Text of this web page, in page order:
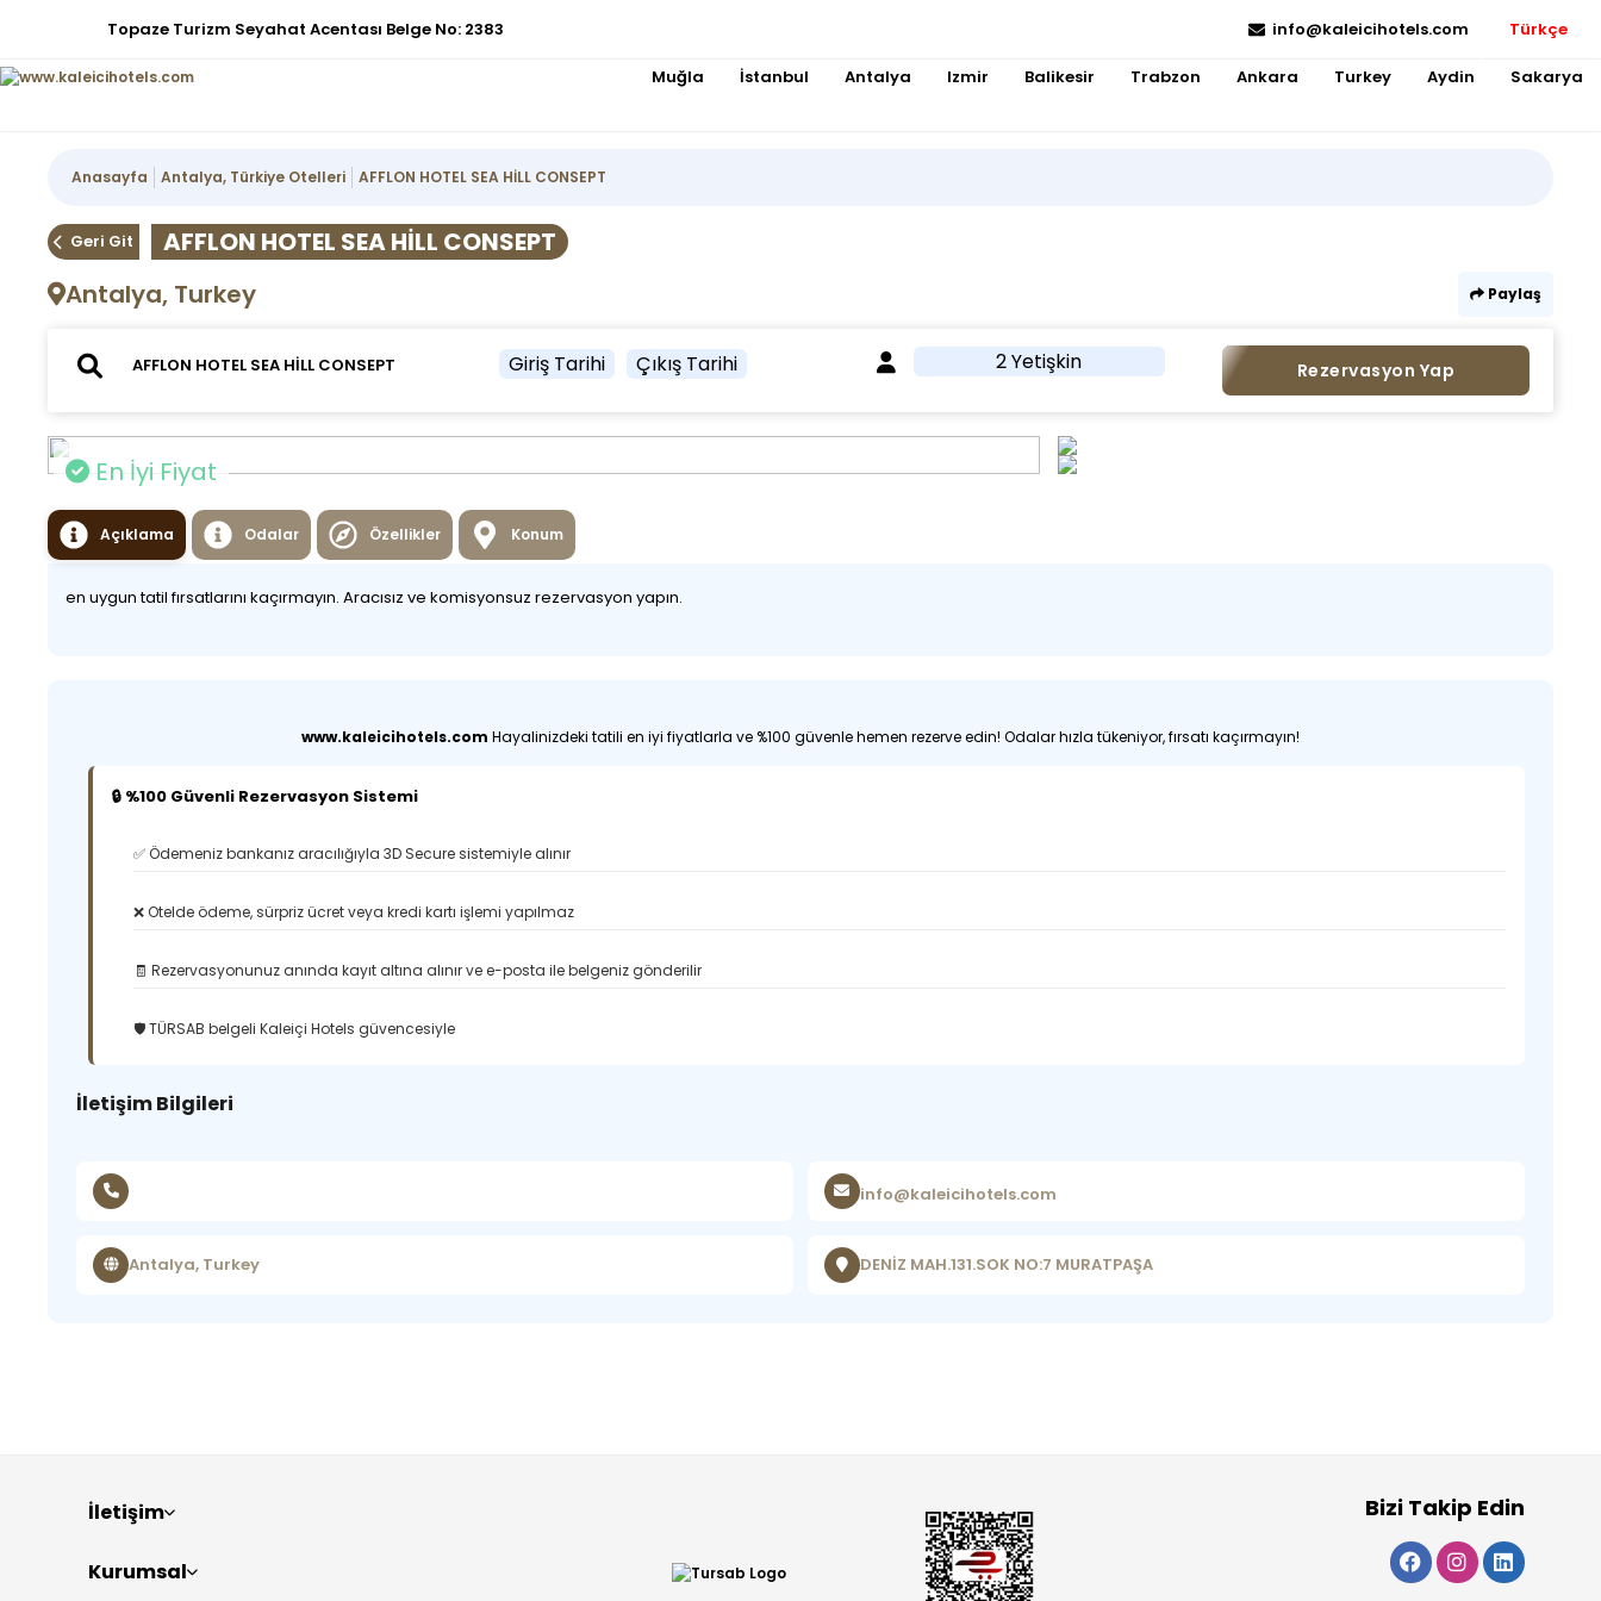
Topaze Turizm Seyahat Acentası Belge No: 2383 info@kaleicihotels.com Türkçe
Muğla İstanbul Antalya Izmir Balikesir Trabzon Ankara Turkey Aydin Sakarya
Anasayfa Antalya, Türkiye Otelleri AFFLON HOTEL SEA HİLL CONSEPT
Geri Git
AFFLON HOTEL SEA HİLL CONSEPT
Antalya, Turkey
Paylaş
Giriş Tarihi Çıkış Tarihi 2 Yetişkin Rezervasyon Yap
En İyi Fiyat
Açıklama Odalar Özellikler Konum
en uygun tatil fırsatlarını kaçırmayın. Aracısız ve komisyonsuz rezervasyon yapın.
www.kaleicihotels.com Hayalinizdeki tatili en iyi fiyatlarla ve %100 güvenle hemen rezerve edin! Odalar hızla tükeniyor, fırsatı kaçırmayın!
🔒 %100 Güvenli Rezervasyon Sistemi
✅ Ödemeniz bankanız aracılığıyla 3D Secure sistemiyle alınır
❌ Otelde ödeme, sürpriz ücret veya kredi kartı işlemi yapılmaz
🧾 Rezervasyonunuz anında kayıt altına alınır ve e-posta ile belgeniz gönderilir
🛡️ TÜRSAB belgeli Kaleiçi Hotels güvencesiyle
İletişim Bilgileri
info@kaleicihotels.com
Antalya, Turkey DENİZ MAH.131.SOK NO:7 MURATPAŞA
İletişim
Kurumsal
Bizi Takip Edin